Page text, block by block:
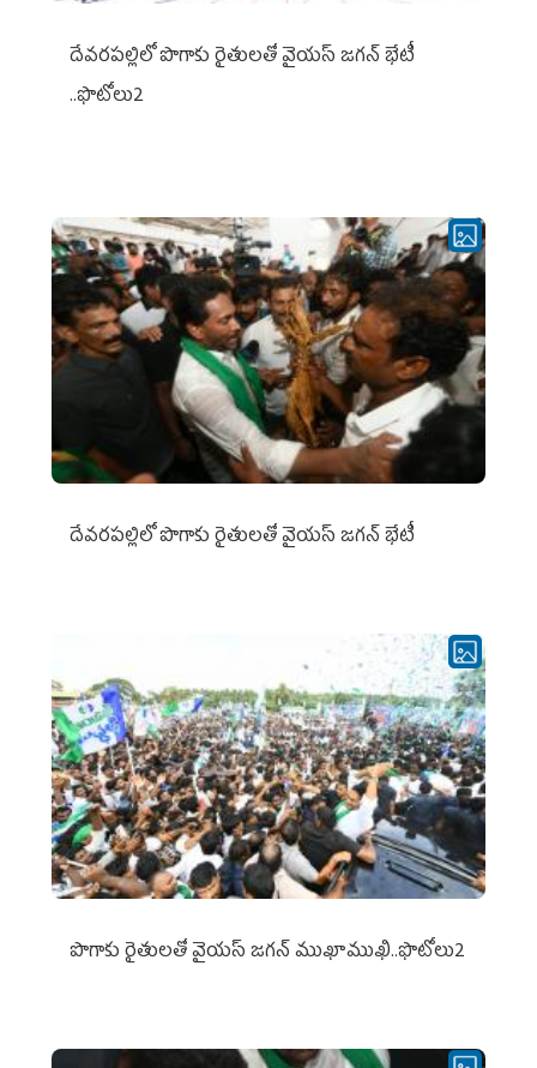
దేవరపల్లిలో పొగాకు రైతులతో వైయస్ జగన్ భేటీ
..ఫొటోలు2
దేవరపల్లిలో పొగాకు రైతులతో వైయస్ జగన్ భేటీ
పొగాకు రైతుల‌తో వైయ‌స్ జ‌గ‌న్ ముఖాముఖి..ఫొటోలు2